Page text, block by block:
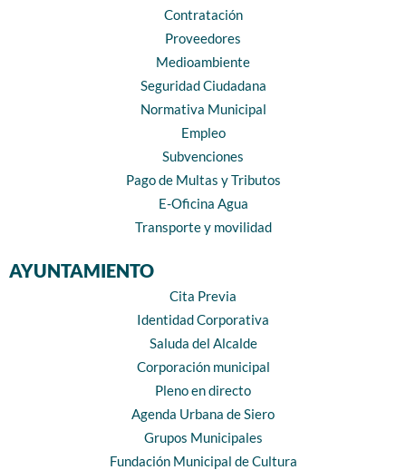
Contratación
Proveedores
Medioambiente
Seguridad Ciudadana
Normativa Municipal
Empleo
Subvenciones
Pago de Multas y Tributos
E-Oficina Agua
Transporte y movilidad
AYUNTAMIENTO
Cita Previa
Identidad Corporativa
Saluda del Alcalde
Corporación municipal
Pleno en directo
Agenda Urbana de Siero
Grupos Municipales
Fundación Municipal de Cultura